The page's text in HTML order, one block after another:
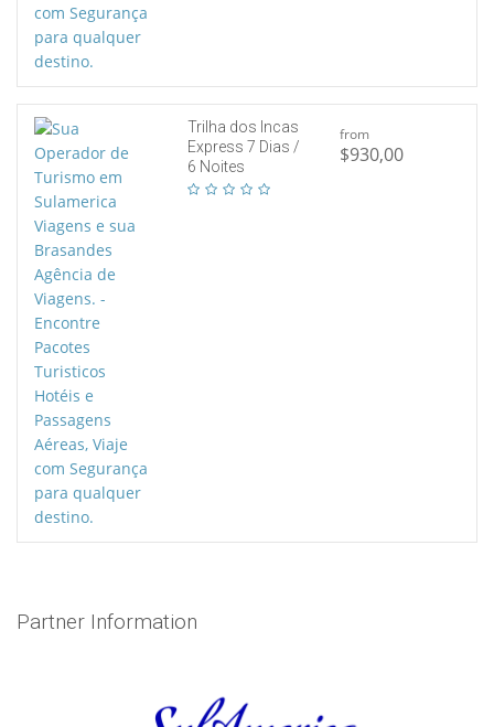
Trilha dos Incas
Express 7 Dias /
6 Noites
from
$930,00
Partner Information